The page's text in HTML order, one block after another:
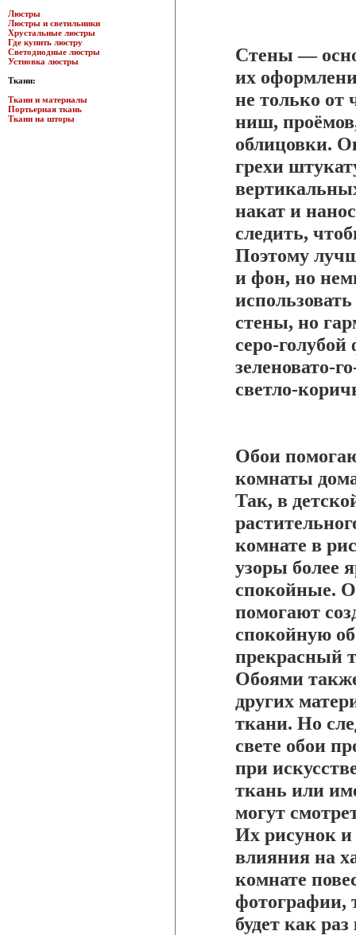
Люстры
Люстры и светильники
Хрустальные люстры
Где купить люстру
Светодиодные люстры
Устновка люстры
Ткани:
Ткани и материалы
Портьерная ткань
Ткани на шторы
Стены —
их
не только от
ниш,
облицовки.
грехи
накат и
следить,
Поэтому
и фон, но
стены, но
серо-голубой
зеленовато-
светло-
Обои
комнаты
Так, в
комнате в
узоры более
спокойные.
помогают
спокойную
прекрасный
Обоями
других
ткани. Но
свете обои
при
ткань или
могут
Их рисунок и
влияния на
комнате
фотографии,
будет как раз